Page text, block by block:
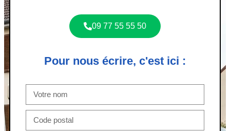
09 77 55 55 50
Pour nous écrire, c'est ici :